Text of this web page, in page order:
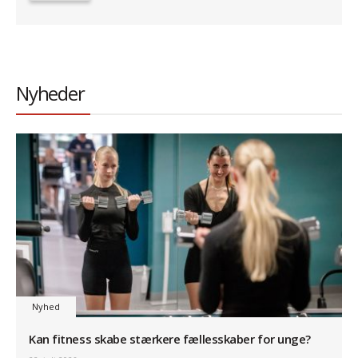
Nyheder
Nyhed
Kan fitness skabe stærkere fællesskaber for unge?